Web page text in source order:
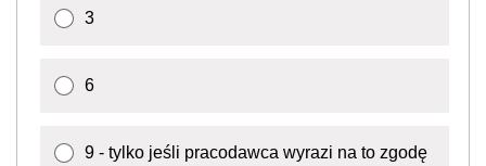
3
6
9 - tylko jeśli pracodawca wyrazi na to zgodę